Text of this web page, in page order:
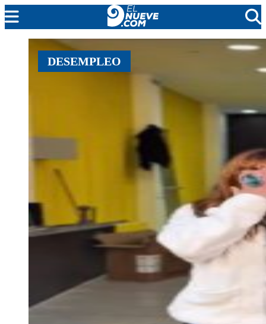
MENDOZA
CADA DÍA
EL NUEVE STREAMS
PROGRAMACIÓN
EN VIVO
DESEMPLEO